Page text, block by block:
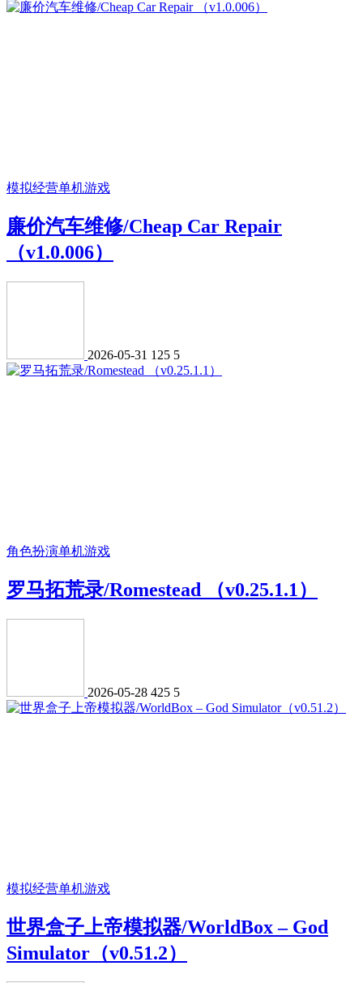
模拟经营单机游戏
廉价汽车维修/Cheap Car Repair
（v1.0.006）
2026-05-31 125 5
角色扮演单机游戏
罗马拓荒录/Romestead （v0.25.1.1）
2026-05-28 425 5
模拟经营单机游戏
世界盒子上帝模拟器/WorldBox – God
Simulator（v0.51.2）